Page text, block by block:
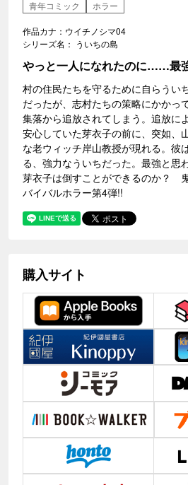
青年コミック
ホラー
作品カナ：ウイチノシマ04
シリーズ名： ういちの島
やっと一人になれたのに……最
村の住民たちを守るために自らうい
だったが、志村たちの策略にかかっ
集落から追放されてしまう。追放に
安心していた芽衣子の前に、突如、
な老ウィッチ岸山教授が現れる。彼
る、強力なういちだった。最強と思
芽衣子は倒すことができるのか？
バイバルホラー第4弾!!
購入サイト